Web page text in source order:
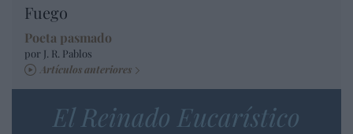
Fuego
Poeta pasmado
por J. R. Pablos
Artículos anteriores
El Reinado Eucarístico